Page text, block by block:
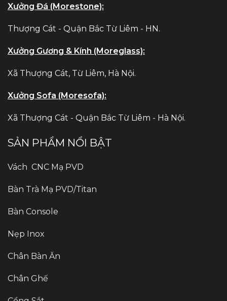
Xưởng Đá (Morestone):
Thượng Cát - Quận Bắc Từ Liêm - HN.
Xưởng Gương & Kính (Moreglass):
Xã Thượng Cát, Từ Liêm, Hà Nội.
Xưởng Sofa (Moresofa):
Xã Thượng Cát - Quận Bắc Từ Liêm - Hà Nội.
SẢN PHẨM NỔI BẬT
Vách CNC Mạ PVD
Bàn Trà Mạ PVD/Titan
Bàn Console
Nẹp Inox
Chân Bàn Ăn
Chân Ghế